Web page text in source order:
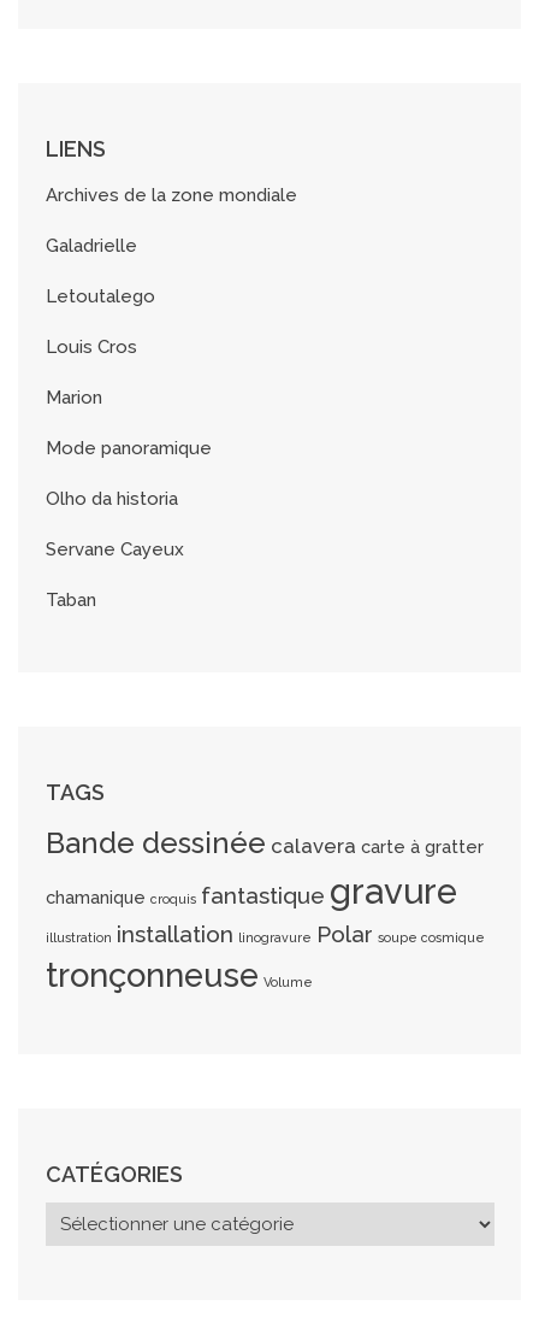
LIENS
Archives de la zone mondiale
Galadrielle
Letoutalego
Louis Cros
Marion
Mode panoramique
Olho da historia
Servane Cayeux
Taban
TAGS
Bande dessinée calavera carte à gratter
chamanique croquis fantastique gravure
illustration installation linogravure Polar soupe cosmique
tronçonneuse Volume
CATÉGORIES
a